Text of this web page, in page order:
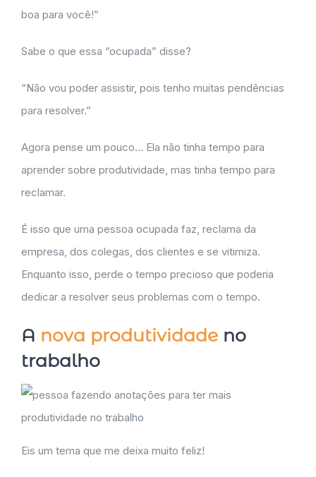
boa para você!”
Sabe o que essa “ocupada” disse?
“Não vou poder assistir, pois tenho muitas pendências
para resolver.”
Agora pense um pouco… Ela não tinha tempo para
aprender sobre produtividade, mas tinha tempo para
reclamar.
É isso que uma pessoa ocupada faz, reclama da
empresa, dos colegas, dos clientes e se vitimiza.
Enquanto isso, perde o tempo precioso que poderia
dedicar a resolver seus problemas com o tempo.
A nova produtividade no
trabalho
Eis um tema que me deixa muito feliz!